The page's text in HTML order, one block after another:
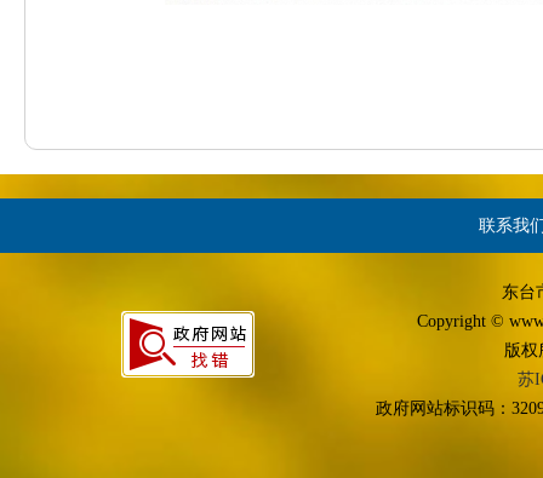
联系我
东台
Copyright ©
版权
苏
政府网站标识码：